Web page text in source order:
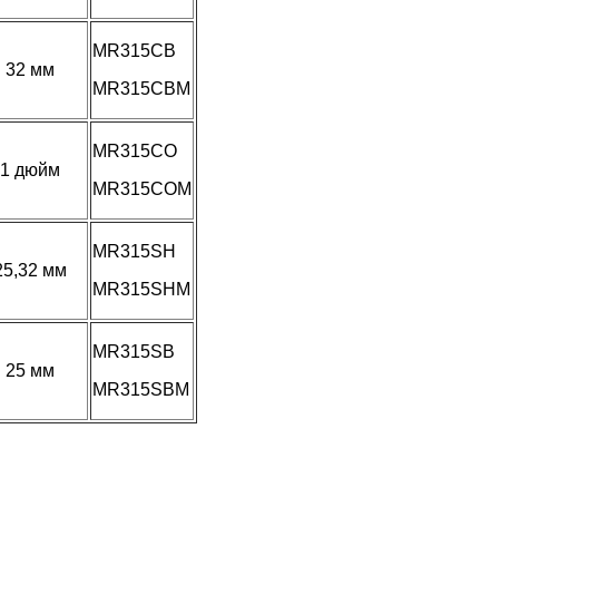
32 мм
MR315CB
MR315CBM
1 дюйм
MR315CO
MR315COM
мм
MR315SH
MR315SHM
25 мм
MR315SB
MR315SBM